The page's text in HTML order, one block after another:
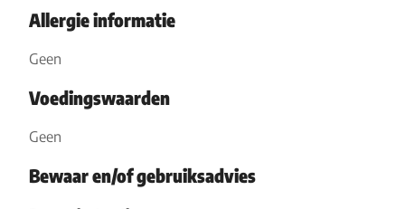
Allergie informatie
Geen
Voedingswaarden
Geen
Bewaar en/of gebruiksadvies